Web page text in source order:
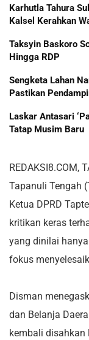
Karhutla Tahura
Kalsel Kerahkan
Taksyin Baskoro
Hingga RDP
Sengketa Lahan
Pastikan
Laskar Antasari
Tatap Musim Baru
REDAKSI8.COM,
Tapanuli Tengah
Ketua DPRD
kritikan keras
yang dinilai
fokus
Disman
dan Belanja
kembali disahkan